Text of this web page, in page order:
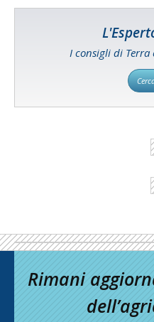
I consigli di
Rimani